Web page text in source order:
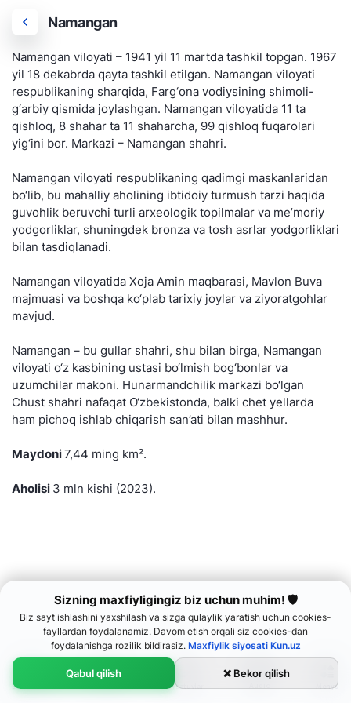
Sizning maxfiyligingiz biz uchun muhim! 🛡
Biz sayt ishlashini yaxshilash va sizga qulaylik yaratish uchun cookies-
fayllardan foydalanamiz. Davom etish orqali siz cookies-dan
foydalanishga rozilik bildirasiz. Maxfiylik siyosati Kun.uz
Qabul qilish ❌ Bekor qilish
Namangan
Namangan viloyati – 1941 yil 11 martda tashkil topgan. 1967
yil 18 dekabrda qayta tashkil etilgan. Namangan viloyati
respublikaning sharqida, Farg‘ona vodiysining shimoli-
g‘arbiy qismida joylashgan. Namangan viloyatida 11 ta
qishloq, 8 shahar ta 11 shaharcha, 99 qishloq fuqarolari
yig‘ini bor. Markazi – Namangan shahri.
Namangan viloyati respublikaning qadimgi maskanlaridan
bo‘lib, bu mahalliy aholining ibtidoiy turmush tarzi haqida
guvohlik beruvchi turli arxeologik topilmalar va me’moriy
yodgorliklar, shuningdek bronza va tosh asrlar yodgorliklari
bilan tasdiqlanadi.
Namangan viloyatida Xoja Amin maqbarasi, Mavlon Buva
majmuasi va boshqa ko‘plab tarixiy joylar va ziyoratgohlar
mavjud.
Namangan – bu gullar shahri, shu bilan birga, Namangan
viloyati o‘z kasbining ustasi bo‘lmish bog‘bonlar va
uzumchilar makoni. Hunarmandchilik markazi bo‘lgan
Chust shahri nafaqat O‘zbekistonda, balki chet yellarda
ham pichoq ishlab chiqarish san’ati bilan mashhur.
Maydoni7,44 ming km².
Aholisi 3 mln kishi (2023).
Bosh sahifa Ko‘rsatuvlar Menyu